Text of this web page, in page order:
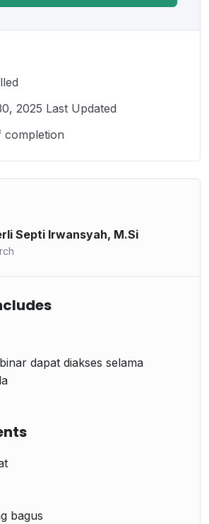
2025 Last Updated
completion
Septi Irwansyah, M.Si
dapat diakses selama
bagus